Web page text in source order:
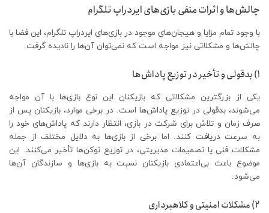
چالش‌ها و اثرات منفی بازی‌های ایردراپ تلگرام
با وجود تمام مزایا و هیجان‌های موجود در بازی‌های ایردراپ تلگرام، این فضا با
چالش‌ها و مشکلاتی نیز مواجه است که نمی‌توان آن‌ها را نادیده گرفت.
۱) بدقولی و تأخیر در توزیع پاداش‌ها
یکی از بزرگترین مشکلاتی که بازیکنان این نوع بازی‌ها با آن مواجه
می‌شوند، بدقولی در توزیع پاداش‌ها است. در برخی موارد، بازیکنان پس از
صرف زمان و تلاش برای شرکت در بازی، انتظار دارند که پاداش‌های خود را
به سرعت دریافت کنند. اما برخی از بازی‌ها به دلایل مختلف از جمله
مشکلات فنی یا تصمیمات مدیریتی، در توزیع توکن‌ها تأخیر می‌کنند. این
موضوع باعث بی‌اعتمادی بازیکنان نسبت به بازی‌ها و سازندگان آن‌ها
می‌شود.
۲) مشکلات امنیتی و کلاهبرداری